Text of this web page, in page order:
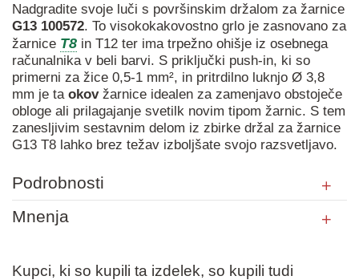
Nadgradite svoje luči s površinskim držalom za žarnice
G13 100572. To visokokakovostno grlo je zasnovano za
žarnice T8 in T12 ter ima trpežno ohišje iz osebnega
računalnika v beli barvi. S priključki push-in, ki so
primerni za žice 0,5-1 mm², in pritrdilno luknjo Ø 3,8
mm je ta okovžarnice idealen za zamenjavo obstoječe
obloge ali prilagajanje svetilk novim tipom žarnic. S tem
zanesljivim sestavnim delom iz zbirke držal za žarnice
G13 T8 lahko brez težav izboljšate svojo razsvetljavo.
Podrobnosti
Mnenja
Kupci, ki so kupili ta izdelek, so kupili tudi